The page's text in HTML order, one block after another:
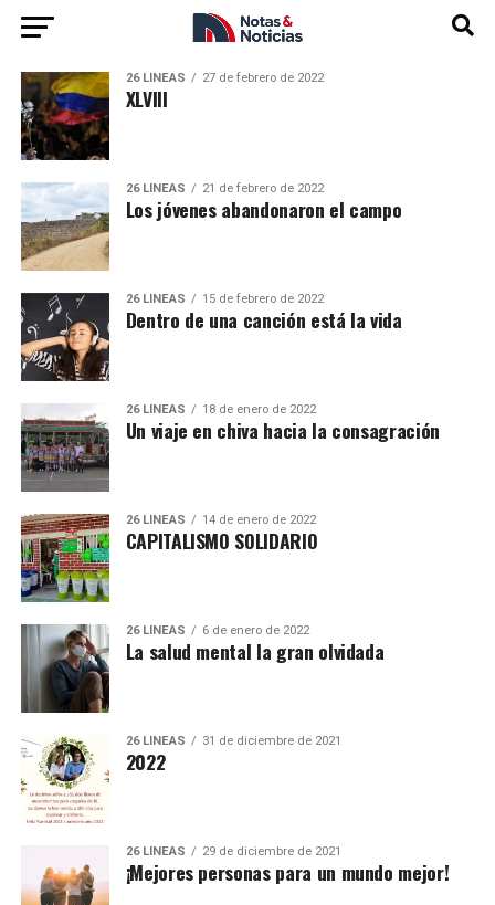
26 LÍNEAS 27 de febrero de 2022
XLVIII
26 LÍNEAS 21 de febrero de 2022
Los jóvenes abandonaron el campo
26 LÍNEAS 15 de febrero de 2022
Dentro de una canción está la vida
26 LÍNEAS 18 de enero de 2022
Un viaje en chiva hacia la consagración
26 LÍNEAS 14 de enero de 2022
CAPITALISMO SOLIDARIO
26 LÍNEAS 6 de enero de 2022
La salud mental la gran olvidada
26 LÍNEAS 31 de diciembre de 2021
2022
26 LÍNEAS 29 de diciembre de 2021
¡Mejores personas para un mundo mejor!